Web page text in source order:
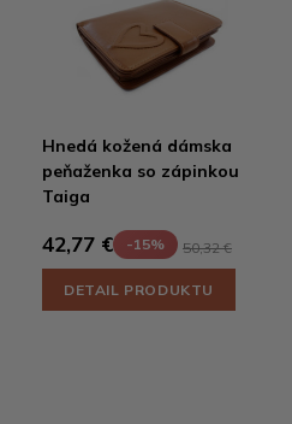
Hnedá kožená dámska
peňaženka so zápinkou
Taiga
42,77 € -15% 50,32 €
DETAIL PRODUKTU